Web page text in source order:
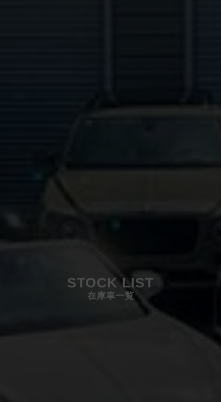
STOCK LIST
在庫車一覧